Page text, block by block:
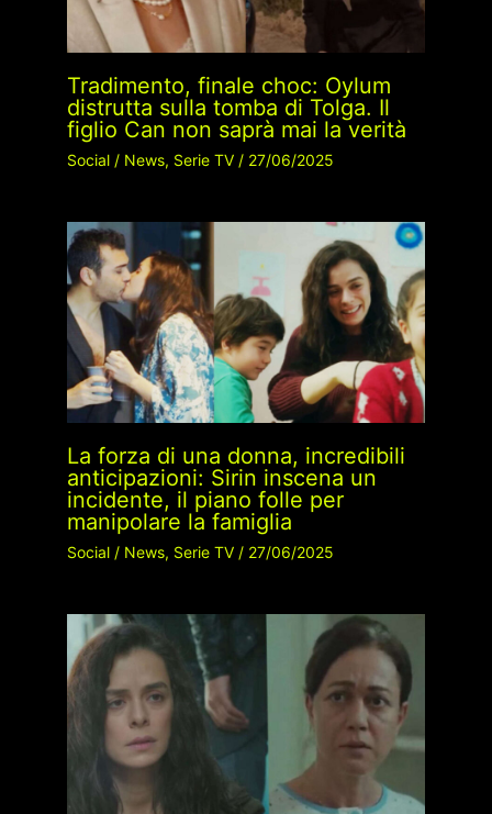
Tradimento, finale choc: Oylum
distrutta sulla tomba di Tolga. Il
figlio Can non saprà mai la verità
Social/ News, Serie TV/ 27/06/2025
La forza di una donna, incredibili
anticipazioni: Sirin inscena un
incidente, il piano folle per
manipolare la famiglia
Social/ News, Serie TV/ 27/06/2025